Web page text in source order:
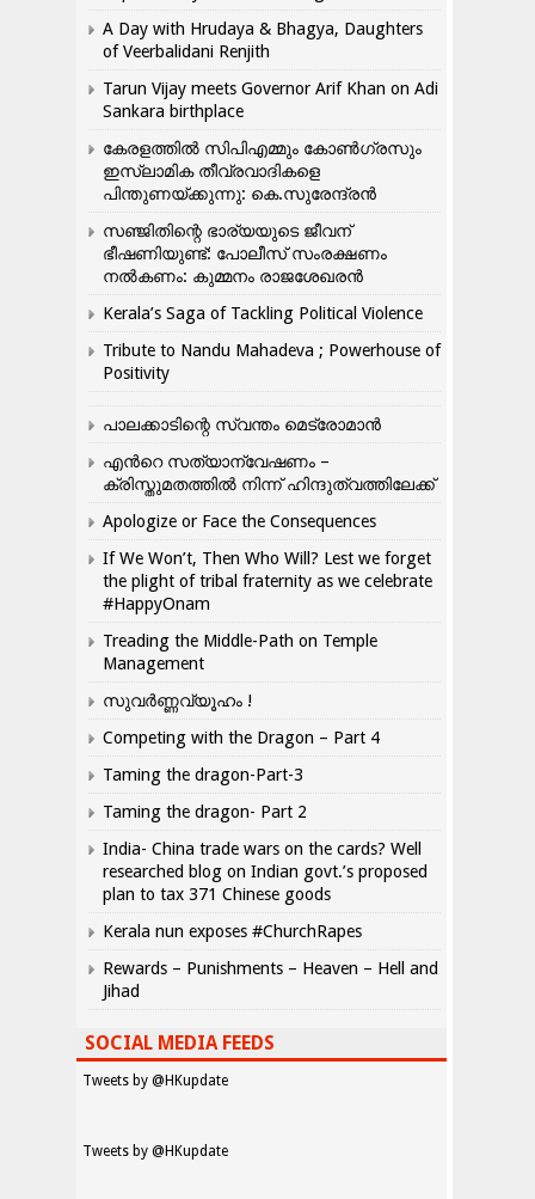
A Day with Hrudaya & Bhagya, Daughters
of Veerbalidani Renjith
Tarun Vijay meets Governor Arif Khan on Adi
Sankara birthplace
കേരളത്തിൽ സിപിഎമ്മും കോൺ​ഗ്രസും
ഇസ്ലാമിക തീവ്രവാദികളെ
പിന്തുണയ്ക്കുന്നു: കെ.സുരേന്ദ്രൻ
സഞ്ജിതിന്റെ ഭാര്യയുടെ ജീവന്
ഭീഷണിയുണ്ട്: പോലീസ് സംരക്ഷണം
നൽകണം: കുമ്മനം രാജശേഖരൻ
Kerala’s Saga of Tackling Political Violence
Tribute to Nandu Mahadeva ; Powerhouse of
Positivity
പാലക്കാടിന്റെ സ്വന്തം മെട്രോമാൻ
എന്‍റെ സത്യാന്വേഷണം –
ക്രിസ്തുമതത്തില്‍ നിന്ന് ഹിന്ദുത്വത്തിലേക്ക്
Apologize or Face the Consequences
If We Won’t, Then Who Will? Lest we forget
the plight of tribal fraternity as we celebrate
#HappyOnam
Treading the Middle-Path on Temple
Management
സുവർണ്ണവ്യൂഹം !
Competing with the Dragon – Part 4
Taming the dragon-Part-3
Taming the dragon- Part 2
India- China trade wars on the cards? Well
researched blog on Indian govt.’s proposed
plan to tax 371 Chinese goods
Kerala nun exposes #ChurchRapes
Rewards – Punishments – Heaven – Hell and
Jihad
SOCIAL MEDIA FEEDS
Tweets by @HKupdate
Tweets by @HKupdate